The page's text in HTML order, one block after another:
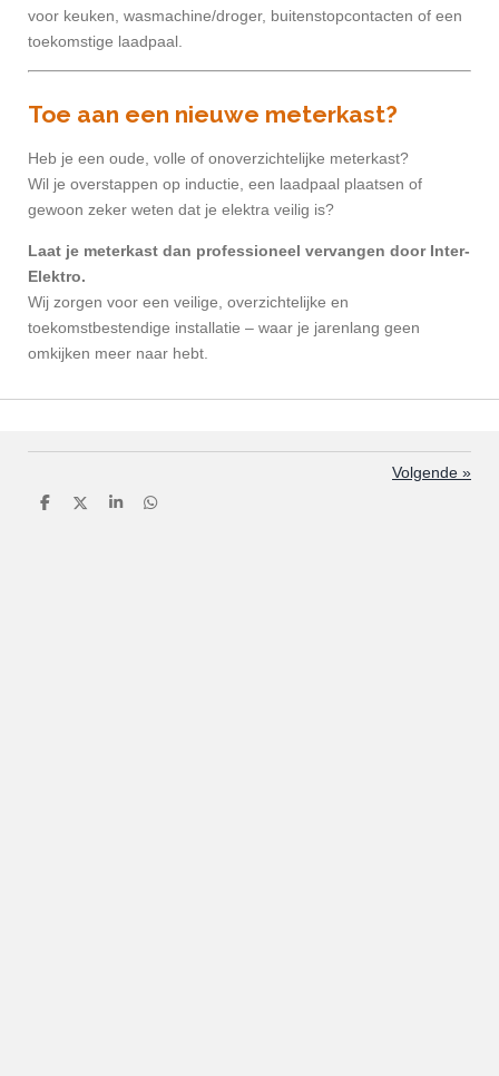
voor keuken, wasmachine/droger, buitenstopcontacten of een
toekomstige laadpaal.
Toe aan een nieuwe meterkast?
Heb je een oude, volle of onoverzichtelijke meterkast?
Wil je overstappen op inductie, een laadpaal plaatsen of
gewoon zeker weten dat je elektra veilig is?
Laat je meterkast dan professioneel vervangen door Inter-
Elektro.
Wij zorgen voor een veilige, overzichtelijke en
toekomstbestendige installatie – waar je jarenlang geen
omkijken meer naar hebt.
Volgende »
D
D
S
D